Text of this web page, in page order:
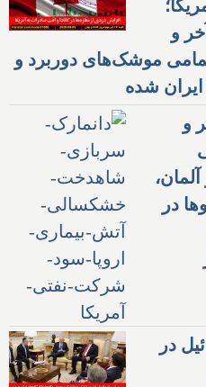
و
تمامی موشک‌های دوربرد و
۳ برابر و
در
در